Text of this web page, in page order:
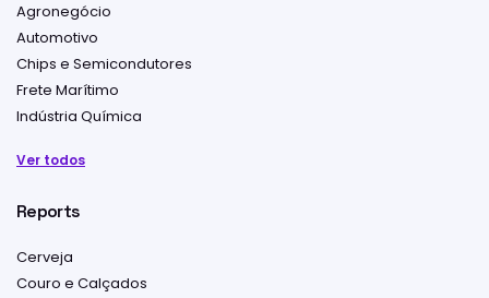
Agronegócio
Automotivo
Chips e Semicondutores
Frete Marítimo
Indústria Química
Ver todos
Reports
Cerveja
Couro e Calçados